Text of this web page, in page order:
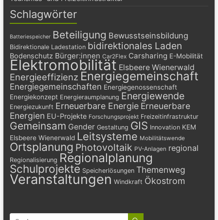
Schlagwörter
Batteriespeicher Beteiligung Bewusstseinsbildung
Bidirektionale Ladestation bidirektionales Laden
Bodenschutz Bürger:innen Car2Flex Carsharing E-Mobilität
Elektromobilität Elsbeere Wienerwald
Energieeffizienz Energiegemeinschaft
Energiegemeinschaften Energiegenossenschaft
Energiekonzept Energieraumplanung Energiewende
Energiezukunft Erneuerbare Energie Erneuerbare
Energien EU-Projekte Forschungsprojekt Freizeitinfrastruktur
Gemeinsam Gender Gestaltung GIS Innovation KEM
Elsbeere Wienerwald Leitsysteme Mobilitätswende
Ortsplanung Photovoltaik PV-Anlagen regional
Regionalisierung Regionalplanung
Schulprojekte Speicherlösungen Themenweg
Veranstaltungen Windkraft Ökostrom